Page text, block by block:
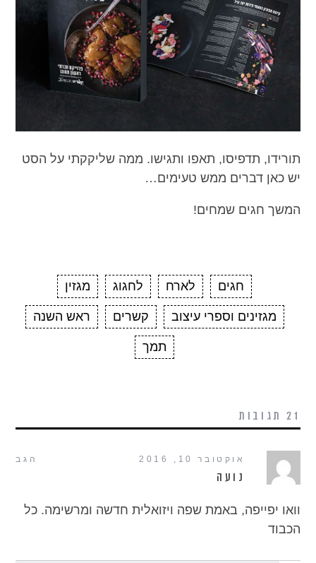
תורידו, תדפיסו, תאפו ותגישו. ממה שליקקתי על הסט
יש כאן דברים ממש טעימים…
המשך חגים שמחים!
חגים לארח לחגוג מגזין
מגזינים וספרי עיצוב קשרים ראש השנה
תמך
21 תגובות
הגב אוקטובר 10, 2016
נועה
וואו יפייפה, באמת שפה ויזואלית חדשה ומרשימה. כל
הכבוד